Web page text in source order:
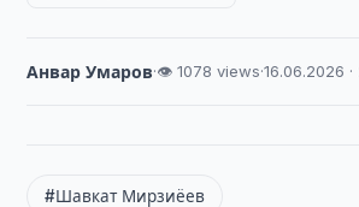
Анвар Умаров·👁 1078 views·16.06.2026 ·
#Шавкат Мирзиёев